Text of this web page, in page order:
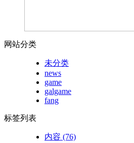
网站分类
未分类
news
game
galgame
fang
标签列表
内容 (76)